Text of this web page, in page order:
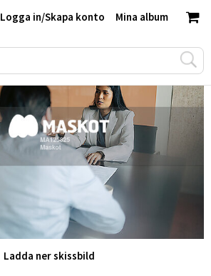
Mina album
Logga in/Skapa konto
Ladda ner skissbild